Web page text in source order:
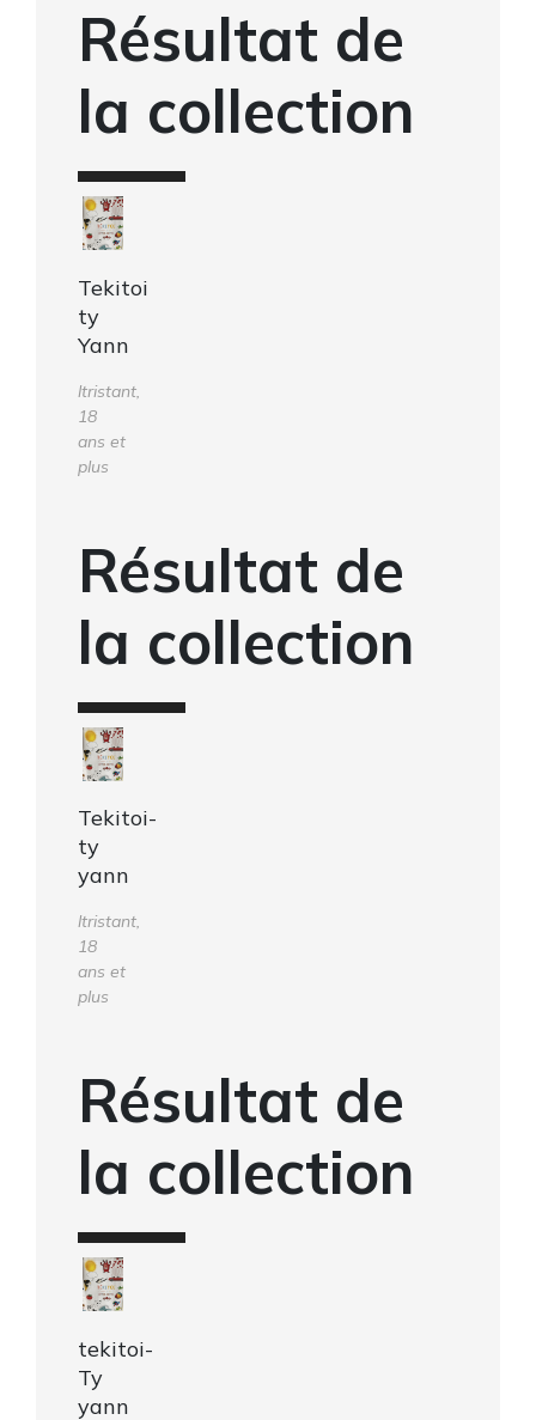
Résultat de
la collection
Tekitoi
ty
Yann
ltristant,
18
ans et
plus
Résultat de
la collection
Tekitoi-
ty
yann
ltristant,
18
ans et
plus
Résultat de
la collection
tekitoi-
Ty
yann